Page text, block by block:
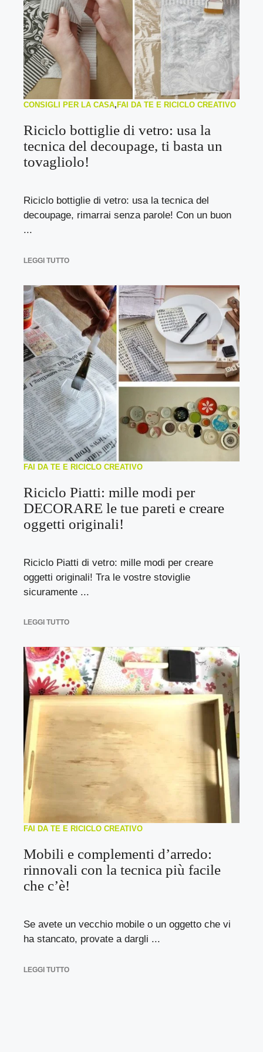
CONSIGLI PER LA CASA, FAI DA TE E RICICLO CREATIVO
Riciclo bottiglie di vetro: usa la
tecnica del decoupage, ti basta un
tovagliolo!
Riciclo bottiglie di vetro: usa la tecnica del
decoupage, rimarrai senza parole! Con un buon
...
LEGGI TUTTO
FAI DA TE E RICICLO CREATIVO
Riciclo Piatti: mille modi per
DECORARE le tue pareti e creare
oggetti originali!
Riciclo Piatti di vetro: mille modi per creare
oggetti originali! Tra le vostre stoviglie
sicuramente ...
LEGGI TUTTO
FAI DA TE E RICICLO CREATIVO
Mobili e complementi d’arredo:
rinnovali con la tecnica più facile
che c’è!
Se avete un vecchio mobile o un oggetto che vi
ha stancato, provate a dargli ...
LEGGI TUTTO